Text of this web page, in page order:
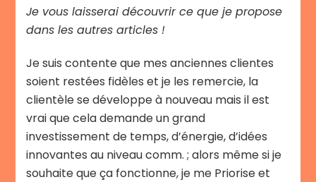
Je vous laisserai découvrir ce que je propose
dans les autres articles !
Je suis contente que mes anciennes clientes
soient restées fidèles et je les remercie, la
clientèle se développe à nouveau mais il est
vrai que cela demande un grand
investissement de temps, d’énergie, d’idées
innovantes au niveau comm. ; alors même si je
souhaite que ça fonctionne, je me Priorise et